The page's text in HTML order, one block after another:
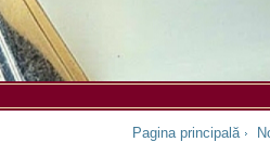
Pagina principală